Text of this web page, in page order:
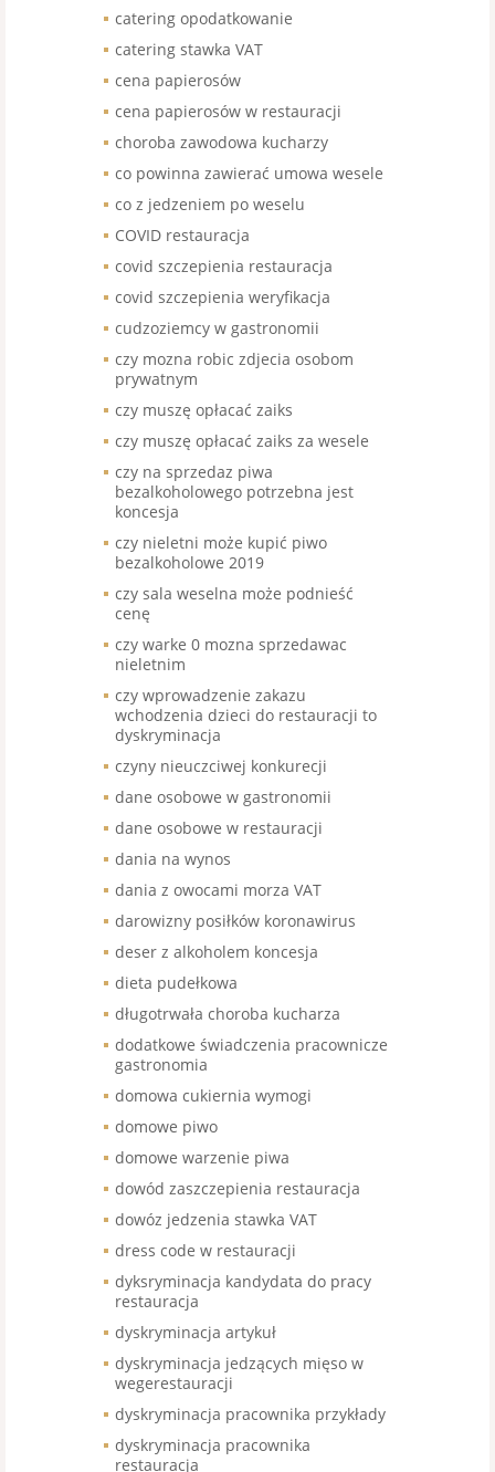
catering opodatkowanie
catering stawka VAT
cena papierosów
cena papierosów w restauracji
choroba zawodowa kucharzy
co powinna zawierać umowa wesele
co z jedzeniem po weselu
COVID restauracja
covid szczepienia restauracja
covid szczepienia weryfikacja
cudzoziemcy w gastronomii
czy mozna robic zdjecia osobom
prywatnym
czy muszę opłacać zaiks
czy muszę opłacać zaiks za wesele
czy na sprzedaz piwa
bezalkoholowego potrzebna jest
koncesja
czy nieletni może kupić piwo
bezalkoholowe 2019
czy sala weselna może podnieść
cenę
czy warke 0 mozna sprzedawac
nieletnim
czy wprowadzenie zakazu
wchodzenia dzieci do restauracji to
dyskryminacja
czyny nieuczciwej konkurecji
dane osobowe w gastronomii
dane osobowe w restauracji
dania na wynos
dania z owocami morza VAT
darowizny posiłków koronawirus
deser z alkoholem koncesja
dieta pudełkowa
długotrwała choroba kucharza
dodatkowe świadczenia pracownicze
gastronomia
domowa cukiernia wymogi
domowe piwo
domowe warzenie piwa
dowód zaszczepienia restauracja
dowóz jedzenia stawka VAT
dress code w restauracji
dyksryminacja kandydata do pracy
restauracja
dyskryminacja artykuł
dyskryminacja jedzących mięso w
wegerestauracji
dyskryminacja pracownika przykłady
dyskryminacja pracownika
restauracja